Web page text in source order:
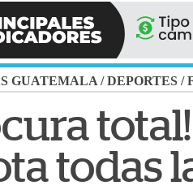
GUATEMALA /DEPORTES /
todas